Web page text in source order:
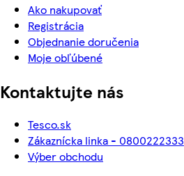
Ako nakupovať
Registrácia
Objednanie doručenia
Moje obľúbené
Kontaktujte nás
Tesco.sk
Zákaznícka linka - 0800222333
Výber obchodu